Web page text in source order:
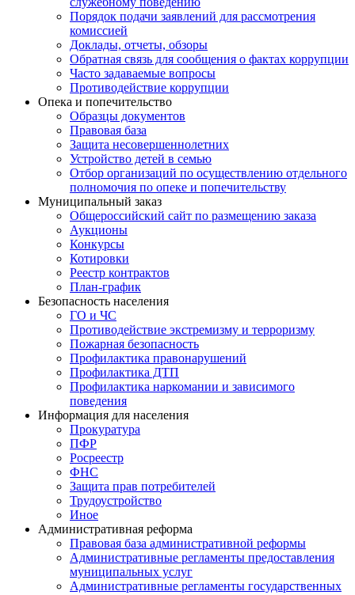
Порядок подачи заявлений для рассмотрения
комиссией
Доклады, отчеты, обзоры
Обратная связь для сообщения о фактах коррупции
Часто задаваемые вопросы
Противодействие коррупции
Опека и попечительство
Образцы документов
Правовая база
Защита несовершеннолетних
Устройство детей в семью
Отбор организаций по осуществлению отдельного
полномочия по опеке и попечительству
Муниципальный заказ
Общероссийский сайт по размещению заказа
Аукционы
Конкурсы
Котировки
Реестр контрактов
План-график
Безопасность населения
ГО и ЧС
Противодействие экстремизму и терроризму
Пожарная безопасность
Профилактика правонарушений
Профилактика ДТП
Профилактика наркомании и зависимого
поведения
Информация для населения
Прокуратура
ПФР
Росреестр
ФНС
Защита прав потребителей
Трудоустройство
Иное
Административная реформа
Правовая база административной реформы
Административные регламенты предоставления
муниципальных услуг
Административные регламенты государственных